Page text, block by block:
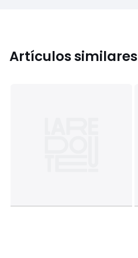
Artículos similares